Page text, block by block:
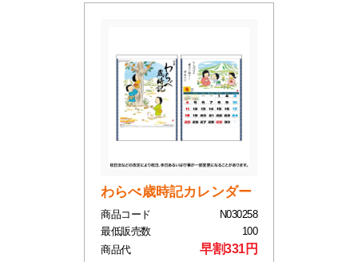
わらべ歳時記カレンダー
商品コード
N030258
最低販売数
100
商品代
早割331円